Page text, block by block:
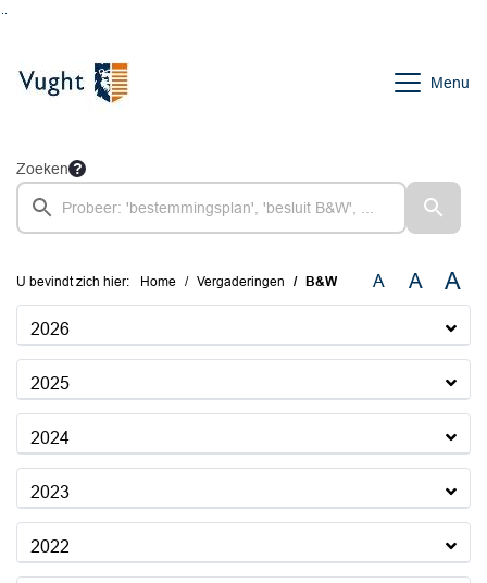
Menu
Zoeken
U bevindt zich hier: Home Vergaderingen B&W A A A
2026
2025
2024
2023
2022